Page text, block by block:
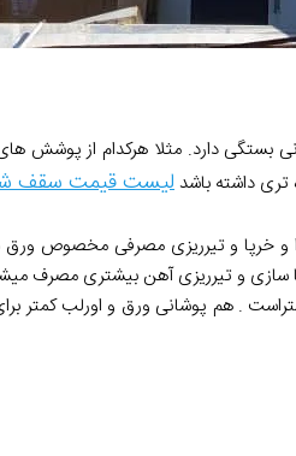
دارد. مثلا هرکدام از
داشته باشدلیست قیمت سقف
و خرپا و تیرریزی مصرفی
سازی و تیرریزی آهن بیشتری مصرف
. هم پوشانی ورق و اورلب کمتر برای